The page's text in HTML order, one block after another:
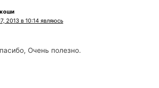
2013 в 10:14 являюсь
Очень полезно.